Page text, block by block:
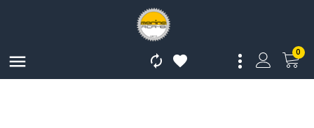
 0

